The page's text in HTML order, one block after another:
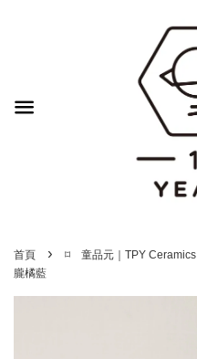
首頁 › ⌑ 童品元｜TPY Ceramics
朧橘藍